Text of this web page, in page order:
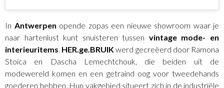
In Antwerpen opende zopas een nieuwe showroom waar je
naar hartenlust kunt snuisteren tussen vintage mode- en
interieuritems HER.ge.BRUIKwerd gecreëerd door Ramona
Stoica en Dascha Lemechtchouk, die beiden uit de
modewereld komen en een getraind oog voor tweedehands
goederen hebben. Hun vakgebied situeert zich in de industriële